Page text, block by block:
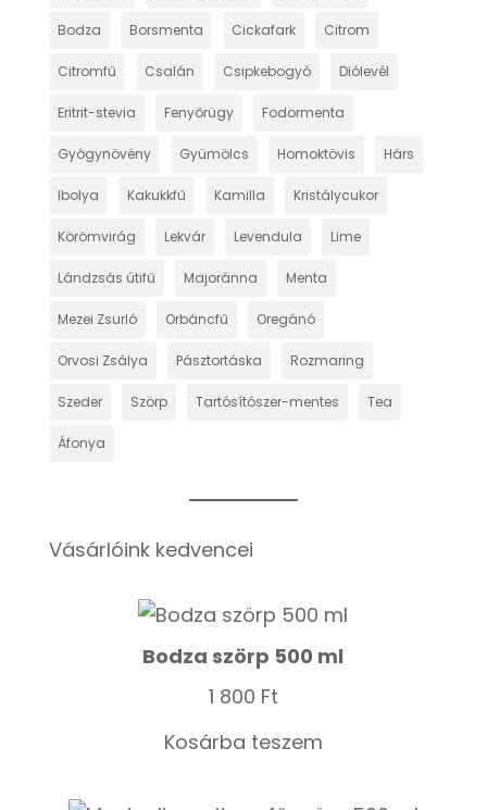
Bodza Borsmenta Cickafark Citrom
Citromfű Csalán Csipkebogyó Diólevél
Eritrit-stevia Fenyőrügy Fodormenta
Gyógynövény Gyümölcs Homoktövis Hárs
Ibolya Kakukkfű Kamilla Kristálycukor
Körömvirág Lekvár Levendula Lime
Lándzsás útifű Majoránna Menta
Mezei Zsurló Orbáncfű Oregánó
Orvosi Zsálya Pásztortáska Rozmaring
Szeder Szörp Tartósítószer-mentes Tea
Áfonya
Vásárlóink kedvencei
Bodza szörp 500 ml
1 800 Ft
Kosárba teszem